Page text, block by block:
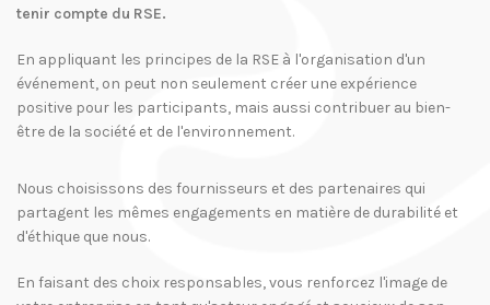
tenir compte du RSE.
En appliquant les principes de la RSE à l'organisation d'un
événement, on peut non seulement créer une expérience
positive pour les participants, mais aussi contribuer au bien-
être de la société et de l'environnement.
Nous choisissons des fournisseurs et des partenaires qui
partagent les mêmes engagements en matière de durabilité et
d'éthique que nous.
En faisant des choix responsables, vous renforcez l'image de